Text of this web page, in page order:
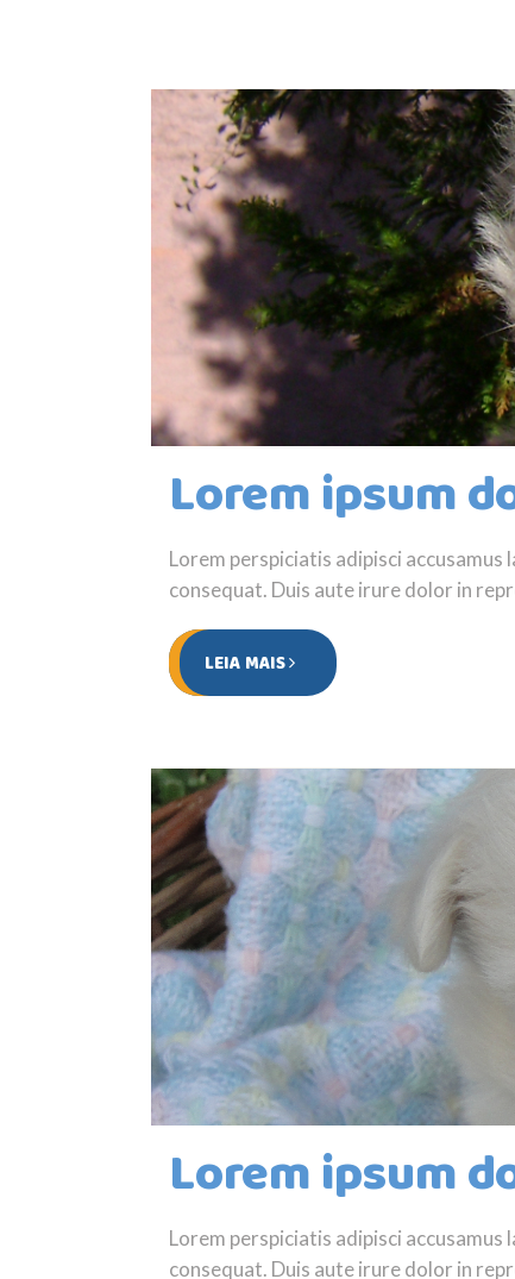
Lorem ipsum
Lorem perspiciatis adipisci
consequat. Duis aute irure dolor in
LEIA MAIS
Lorem ipsum
Lorem perspiciatis adipisci
consequat. Duis aute irure dolor in